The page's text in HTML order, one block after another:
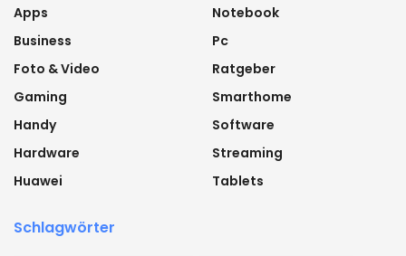
Apps
Business
Foto & Video
Gaming
Handy
Hardware
Huawei
Notebook
Pc
Ratgeber
Smarthome
Software
Streaming
Tablets
Schlagwörter